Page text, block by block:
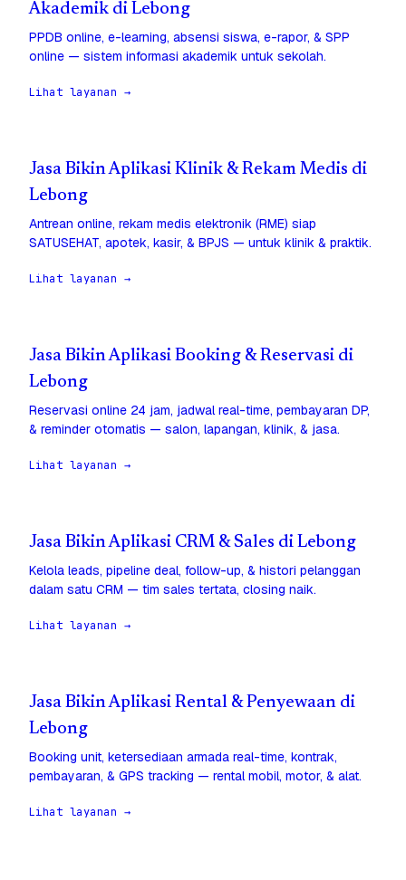
Akademik di Lebong
PPDB online, e-learning, absensi siswa, e-rapor, & SPP
online — sistem informasi akademik untuk sekolah.
Lihat layanan →
Jasa Bikin Aplikasi Klinik & Rekam Medis di
Lebong
Antrean online, rekam medis elektronik (RME) siap
SATUSEHAT, apotek, kasir, & BPJS — untuk klinik & praktik.
Lihat layanan →
Jasa Bikin Aplikasi Booking & Reservasi di
Lebong
Reservasi online 24 jam, jadwal real-time, pembayaran DP,
& reminder otomatis — salon, lapangan, klinik, & jasa.
Lihat layanan →
Jasa Bikin Aplikasi CRM & Sales di Lebong
Kelola leads, pipeline deal, follow-up, & histori pelanggan
dalam satu CRM — tim sales tertata, closing naik.
Lihat layanan →
Jasa Bikin Aplikasi Rental & Penyewaan di
Lebong
Booking unit, ketersediaan armada real-time, kontrak,
pembayaran, & GPS tracking — rental mobil, motor, & alat.
Lihat layanan →